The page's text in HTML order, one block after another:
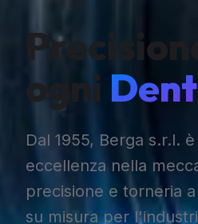
ogni
Dal 1955, Berga s.r.l.
eccellenza nella
precisione e torneria
su misura per